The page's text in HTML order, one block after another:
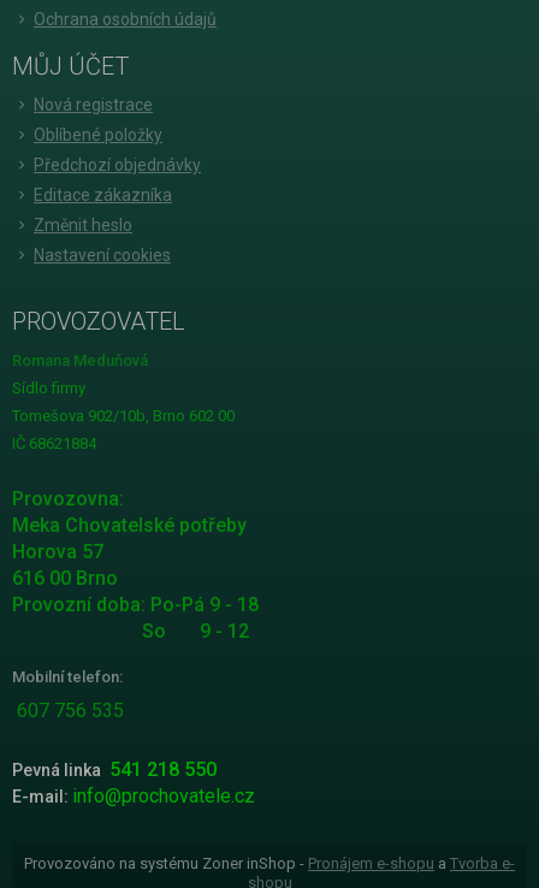
Ochrana osobních údajů
MŮJ ÚČET
Nová registrace
Oblíbené položky
Předchozí objednávky
Editace zákazníka
Změnit heslo
Nastavení cookies
PROVOZOVATEL
Romana Meduňová
Sídlo firmy
Tomešova 902/10b, Brno 602 00
IČ 68621884
Provozovna:
Meka Chovatelské potřeby
Horova 57
616 00 Brno
Provozní doba: Po-Pá 9 - 18
So 9 - 12
Mobilní telefon:
607 756 535
Pevná linka 541 218 550
E-mail: info@prochovatele.cz
Provozováno na systému Zoner inShop - Pronájem e-shopu a Tvorba e-
shopu